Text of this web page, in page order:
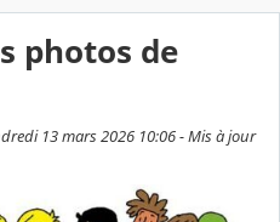
photos de
13 mars 2026 10:06 - Mis à jour